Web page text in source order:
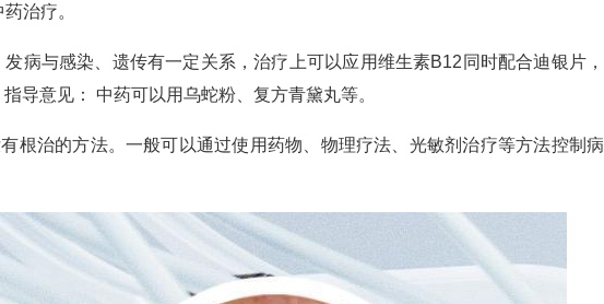
治疗。
病与感染、遗传有一定关系，治疗上可以应用维生素B12同时配合迪银片，
导意见： 中药可以用乌蛇粉、复方青黛丸等。
根治的方法。一般可以通过使用药物、物理疗法、光敏剂治疗等方法控制病